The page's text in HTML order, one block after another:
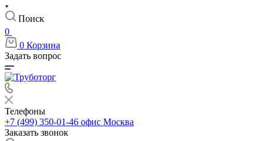
Поиск
0
0 Корзина
Задать вопрос
Телефоны
+7 (499) 350-01-46 офис Москва
Заказать звонок